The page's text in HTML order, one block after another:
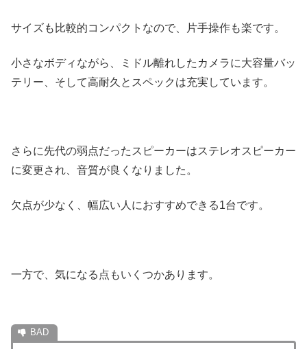
サイズも比較的コンパクトなので、片手操作も楽です。
小さなボディながら、ミドル離れしたカメラに大容量バッ
テリー、そして高耐久とスペックは充実しています。
さらに先代の弱点だったスピーカーはステレオスピーカー
に変更され、音質が良くなりました。
欠点が少なく、幅広い人におすすめできる1台です。
一方で、気になる点もいくつかあります。